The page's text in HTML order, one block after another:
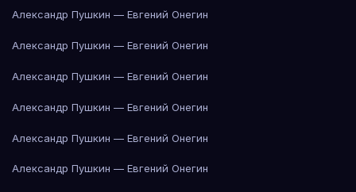
Александр Пушкин — Евгений Онегин
Александр Пушкин — Евгений Онегин
Александр Пушкин — Евгений Онегин
Александр Пушкин — Евгений Онегин
Александр Пушкин — Евгений Онегин
Александр Пушкин — Евгений Онегин